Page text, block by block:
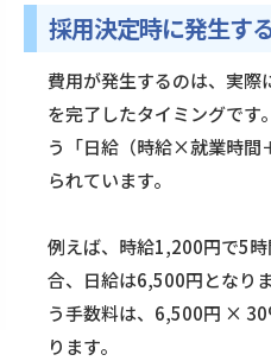
採用決定時に発生す
費用が発生するのは、実際
を完了したタイミングです
う「日給（時給×就業時間
られています。
例えば、時給1,200円で5
合、日給は6,500円となり
う手数料は、6,500円 ×
ります。